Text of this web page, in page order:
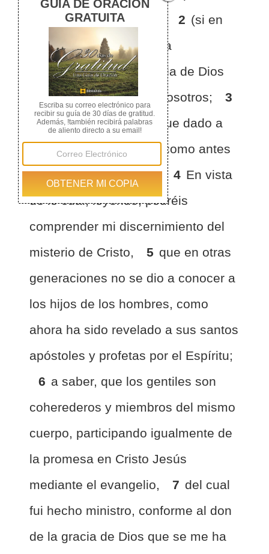
de vosotros los gentiles
2 (si en
verdad habéis oído de la
dispensación de la gracia de Dios
que me fue dada para vosotros;
3
que por revelación me fue dado a
conocer el misterio, tal como antes
os escribí brevemente.
4 En vista
de lo cual, leyendo, podréis
comprender mi discernimiento del
misterio de Cristo,
5 que en otras
generaciones no se dio a conocer a
los hijos de los hombres, como
ahora ha sido revelado a sus santos
apóstoles y profetas por el Espíritu;
6 a saber, que los gentiles son
coherederos y miembros del mismo
cuerpo, participando igualmente de
la promesa en Cristo Jesús
mediante el evangelio,
7 del cual
fui hecho ministro, conforme al don
de la gracia de Dios que se me ha